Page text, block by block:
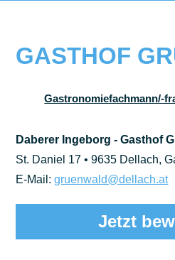
GASTHOF
Gastronomiefachmann/-
Daberer Ingeborg - Gasthof
St. Daniel 17 • 9635 Dellach,
E-Mail:gruenwald@dellach.at
Jetzt